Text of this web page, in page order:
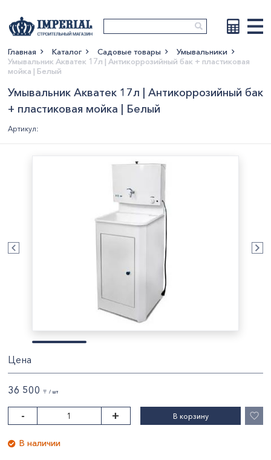
Главная Каталог Садовые товары
Умывальники
Умывальник Акватек 17л | Антикоррозийный бак + пластиковая
мойка | Белый
Умывальник Акватек 17л | Антикоррозийный бак
+ пластиковая мойка | Белый
Артикул:
Цена
36 500 〒 / шт
- + В корзину
В наличии